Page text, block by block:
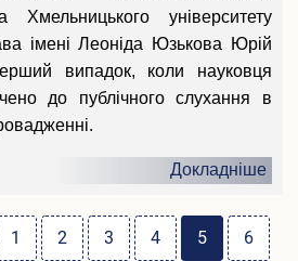
Хмельницького університету
імені Леоніда Юзькова Юрій
випадок, коли науковця
до публічного слухання в
Докладніше
Page
1 Page
2 Page
3 Page
4
Поточна
5 Page
6